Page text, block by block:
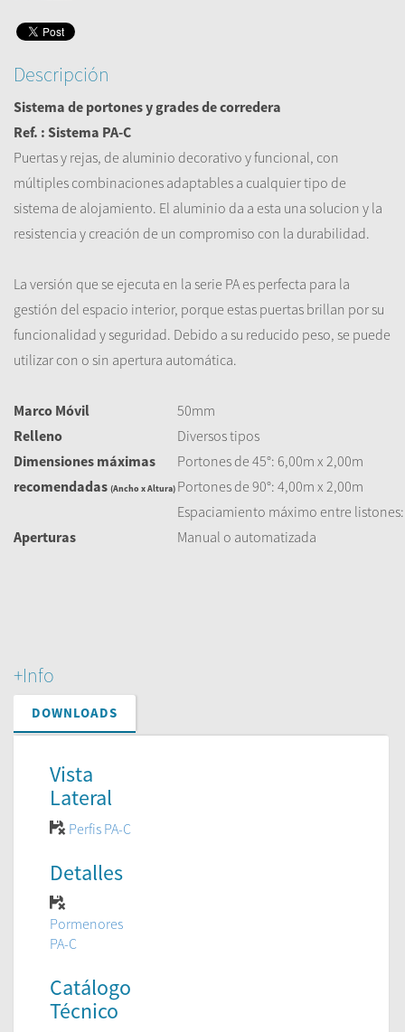
Descripción
Sistema de portones y grades de corredera
Ref. : Sistema PA-C
Puertasy rejas, de aluminio decorativo yfuncional, con
múltiples combinaciones adaptables a cualquier tipo de
sistema de alojamiento. El aluminio da a esta una solucion y la
resistencia y creación de un compromiso con la durabilidad.
La versión que se ejecuta en la serie PA es perfecta para la
gestión del espacio interior, porque estas puertas brillan por su
funcionalidad y seguridad. Debido a su reducido peso, se puede
utilizar con o sin apertura automática.
Marco Móvil
50mm
Relleno
Diversos tipos
Dimensiones máximas
recomendadas (Ancho x Altura)
Portones de 45°: 6,00m x 2,00m
Portones de 90°: 4,00m x 2,00m
Espaciamiento máximo entre
Aperturas
Manual o automatizada
+Info
DOWNLOADS
Vista
Lateral
Perfis PA-C
Detalles
Pormenores
PA-C
Catálogo
Técnico